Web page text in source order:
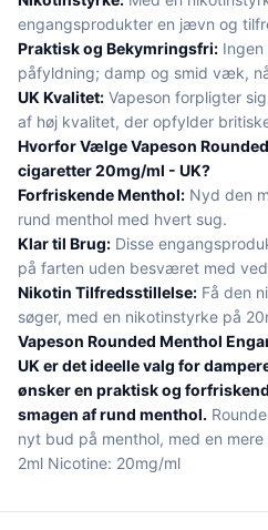
engangsprodukter en jævn og
Praktisk og Bekymringsfri:
påfyldning; damp og smid væk,
UK Kvalitet: Vapeson forpligter
af høj kvalitet, der opfylder
Hvorfor Vælge Vapeson
cigaretter 20mg/ml - UK?
Forfriskende Menthol: Nyd den
rund menthol med hvert sug.
Klar til Brug: Disse
på farten uden besværet med
Nikotin Tilfredsstillelse: Få den
søger, med en nikotinstyrke på
Vapeson Rounded Menthol
UK er det ideelle valg for
ønsker en praktisk og
smagen af rund menthol.
nyt bud på menthol, med en
2ml Nicotine: 20mg/ml